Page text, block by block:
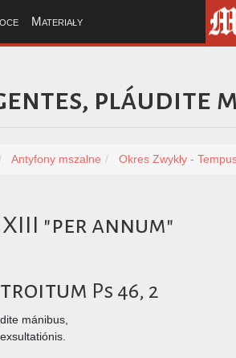
Materiały
pláudite
Antyfony mszalne Okres Zwykły -
"per annum"
Ps 46, 2
mánibus,